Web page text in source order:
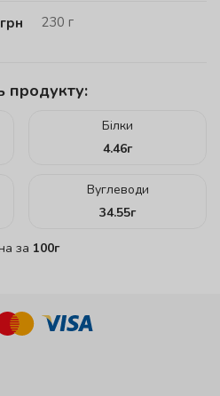
грн 230 г
продукту:
Білки
4.46г
Вуглеводи
34.55г
за 100г